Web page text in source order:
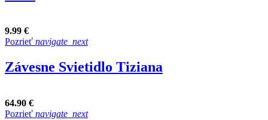
9.99 €
Pozrieť navigate_next
Závesne Svietidlo Tiziana
64.90 €
Pozrieť navigate_next